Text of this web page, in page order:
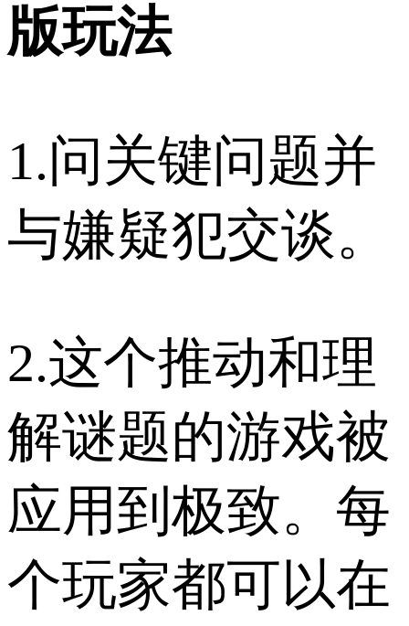
版玩法
1.问关键问题并
与嫌疑犯交谈。
2.这个推动和理
解谜题的游戏被
应用到极致。每
个玩家都可以在